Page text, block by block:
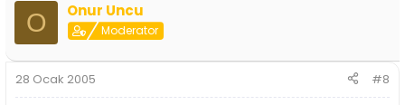
O Onur Uncu
Moderator
28 Ocak 2005 #8